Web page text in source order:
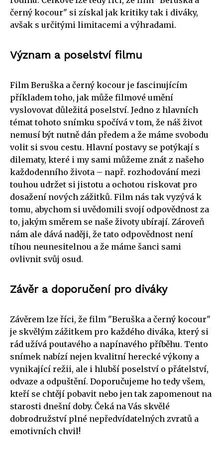
černý kocour" si získal jak kritiky tak i diváky,
avšak s určitými limitacemi a výhradami.
Význam a poselství filmu
Film Beruška a černý kocour je fascinujícím
příkladem toho, jak může filmové umění
vyslovovat důležitá poselství. Jedno z hlavních
témat tohoto snímku spočívá v tom, že náš život
nemusí být nutně dán předem a že máme svobodu
volit si svou cestu. Hlavní postavy se potýkají s
dilematy, které i my sami můžeme znát z našeho
každodenního života – např. rozhodování mezi
touhou udržet si jistotu a ochotou riskovat pro
dosažení nových zážitků. Film nás tak vyzývá k
tomu, abychom si uvědomili svojí odpovědnost za
to, jakým směrem se naše životy ubírají. Zároveň
nám ale dává naději, že tato odpovědnost není
tíhou neunesitelnou a že máme šanci sami
ovlivnit svůj osud.
Závěr a doporučení pro diváky
Závěrem lze říci, že film "Beruška a černý kocour"
je skvělým zážitkem pro každého diváka, který si
rád užívá poutavého a napínavého příběhu. Tento
snímek nabízí nejen kvalitní herecké výkony a
vynikající režii, ale i hlubší poselství o přátelství,
odvaze a odpuštění. Doporučujeme ho tedy všem,
kteří se chtějí pobavit nebo jen tak zapomenout na
starosti dnešní doby. Čeká na Vás skvělé
dobrodružství plné nepředvídatelných zvratů a
emotivních chvil!